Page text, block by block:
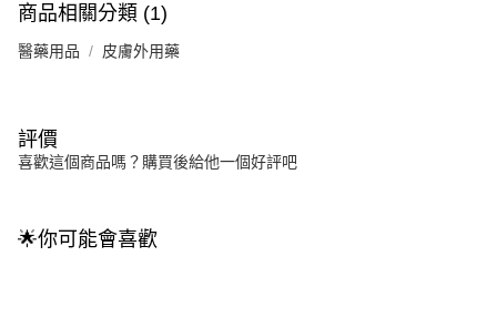
商品相關分類 (1)
醫藥用品 皮膚外用藥
評價
喜歡這個商品嗎？購買後給他一個好評吧
🌟你可能會喜歡